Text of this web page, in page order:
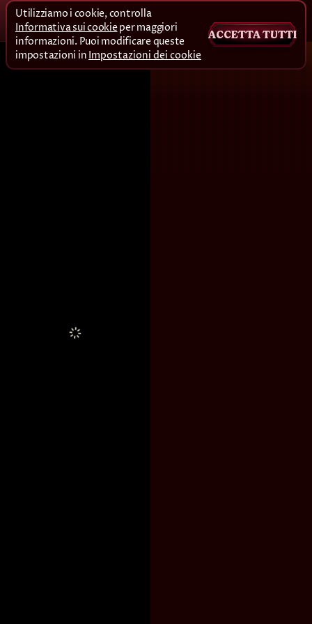
Utilizziamo i cookie, controlla
Informativa sui cookieper maggiori
informazioni. Puoi modificare queste
impostazioni in Impostazioni dei cookie
ACCETTA TUTTI